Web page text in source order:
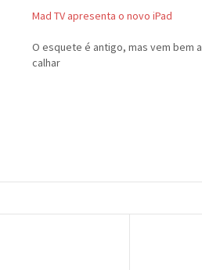
Mad TV apresenta o novo iPad
O esquete é antigo, mas vem bem a
calhar